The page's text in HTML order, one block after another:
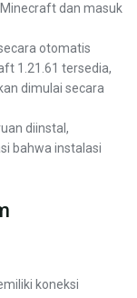
dan masuk
otomatis
1.21.61 tersedia,
dimulai secara
diinstal,
bahwa instalasi
koneksi